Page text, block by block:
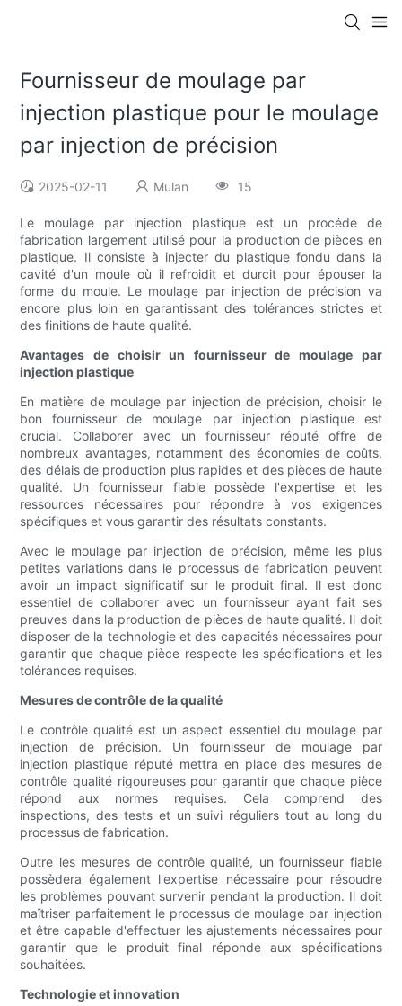
Fournisseur de moulage par
injection plastique pour le moulage
par injection de précision
2025-02-11 Mulan 15
Le moulage par injection plastique est un procédé de
fabrication largement utilisé pour la production de pièces en
plastique. Il consiste à injecter du plastique fondu dans la
cavité d'un moule où il refroidit et durcit pour épouser la
forme du moule. Le moulage par injection de précision va
encore plus loin en garantissant des tolérances strictes et
des finitions de haute qualité.
Avantages de choisir un fournisseur de moulage par
injection plastique
En matière de moulage par injection de précision, choisir le
bon fournisseur de moulage par injection plastique est
crucial. Collaborer avec un fournisseur réputé offre de
nombreux avantages, notamment des économies de coûts,
des délais de production plus rapides et des pièces de haute
qualité. Un fournisseur fiable possède l'expertise et les
ressources nécessaires pour répondre à vos exigences
spécifiques et vous garantir des résultats constants.
Avec le moulage par injection de précision, même les plus
petites variations dans le processus de fabrication peuvent
avoir un impact significatif sur le produit final. Il est donc
essentiel de collaborer avec un fournisseur ayant fait ses
preuves dans la production de pièces de haute qualité. Il doit
disposer de la technologie et des capacités nécessaires pour
garantir que chaque pièce respecte les spécifications et les
tolérances requises.
Mesures de contrôle de la qualité
Le contrôle qualité est un aspect essentiel du moulage par
injection de précision. Un fournisseur de moulage par
injection plastique réputé mettra en place des mesures de
contrôle qualité rigoureuses pour garantir que chaque pièce
répond aux normes requises. Cela comprend des
inspections, des tests et un suivi réguliers tout au long du
processus de fabrication.
Outre les mesures de contrôle qualité, un fournisseur fiable
possèdera également l'expertise nécessaire pour résoudre
les problèmes pouvant survenir pendant la production. Il doit
maîtriser parfaitement le processus de moulage par injection
et être capable d'effectuer les ajustements nécessaires pour
garantir que le produit final réponde aux spécifications
souhaitées.
Technologie et innovation